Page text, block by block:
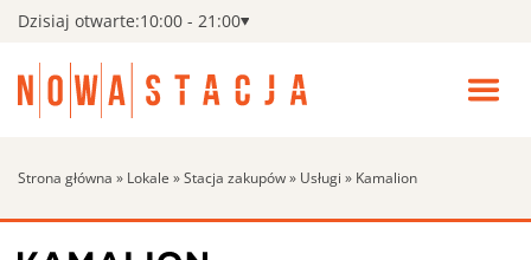
Dzisiaj otwarte:10:00 - 21:00
Wszystkie sklepy
Kino
Strona główna » Lokale »Stacja zakupów» Usługi » Kamalion